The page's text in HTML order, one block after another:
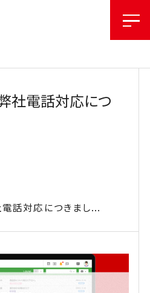
社電話対応につ
話対応につきまし...